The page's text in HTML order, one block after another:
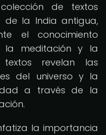
de textos
de la India antigua,
el conocimiento
la meditación y la
textos revelan las
del universo y la
a través de la
la importancia